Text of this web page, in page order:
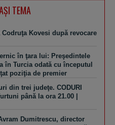
TEMA
Kovesi după revocare
în ţara lui: Preşedintele
în Turcia odată cu începutul
poziţia de premier
din trei judeţe. CODURI
până la ora 21.00 |
Dumitrescu, director